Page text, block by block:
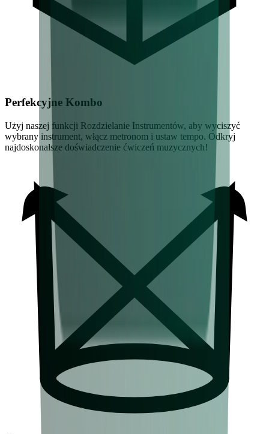
Perfekcyjne Kombo
Użyj naszej funkcji Rozdzielanie Instrumentów, aby wyciszyć
wybrany instrument, włącz metronom i ustaw tempo. Odkryj
najdoskonalsze doświadczenie ćwiczeń muzycznych!